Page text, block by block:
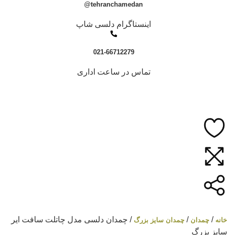
tehranchamedan@
اینستاگرام دلسی شاپ
021-66712279
تماس در ساعت اداری
خانه / چمدان / چمدان سایز بزرگ / چمدان دلسی مدل چاتلت سافت ایر
سایز بزرگ